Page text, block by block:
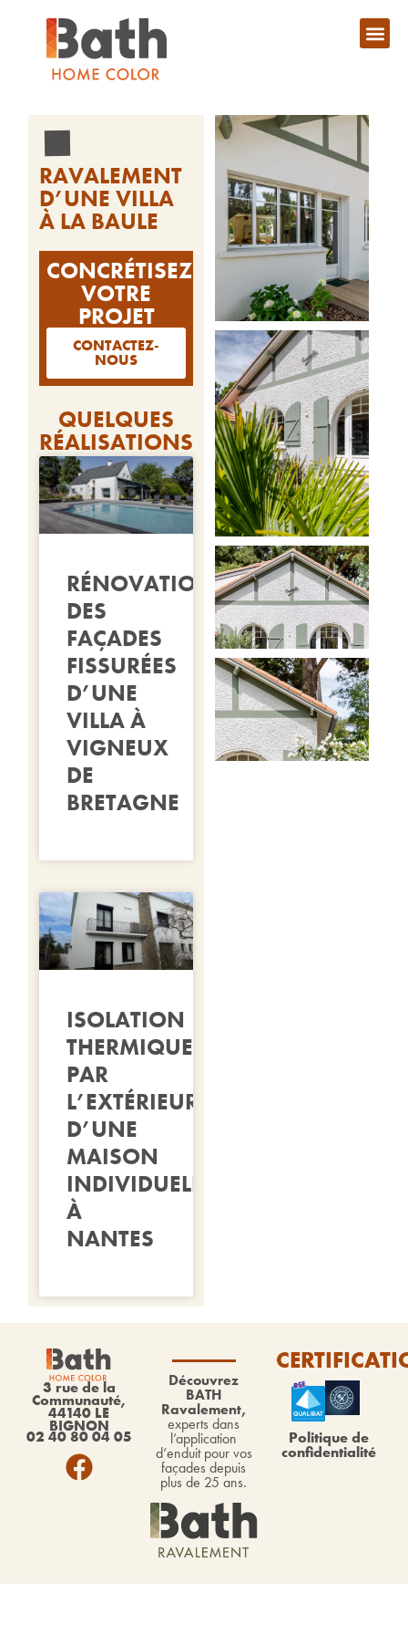
RAVALEMENT
D’UNE VILLA
À LA BAULE
CONCRÉTISEZ
VOTRE
PROJET
CONTACTEZ-
NOUS
QUELQUES
RÉALISATIONS
RÉNOVATION
DES
FAÇADES
FISSURÉES
D’UNE
VILLA À
VIGNEUX
DE
BRETAGNE
ISOLATION
THERMIQUE
PAR
L’EXTÉRIEUR
D’UNE
MAISON
INDIVIDUELLE
À
NANTES
3 rue de la
Communauté,
44140 LE
BIGNON
02 40 80 04 05
Découvrez
BATH
Ravalement,
experts dans
l’application
d’enduit pour vos
façades depuis
plus de 25 ans.
Politique de
confidentialité